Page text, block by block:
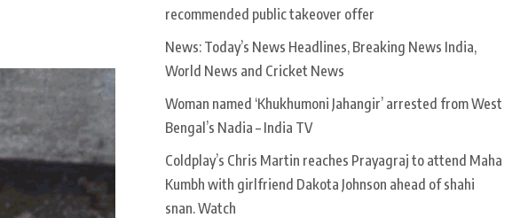
recommended public takeover offer
News: Today’s News Headlines, Breaking News India,
World News and Cricket News
Woman named ‘Khukhumoni Jahangir’ arrested from West
Bengal’s Nadia – India TV
Coldplay’s Chris Martin reaches Prayagraj to attend Maha
Kumbh with girlfriend Dakota Johnson ahead of shahi
snan. Watch